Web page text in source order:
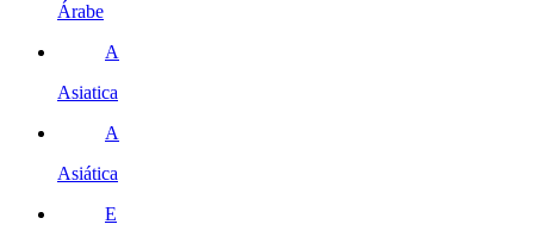
Árabe
A
Asiatica
A
Asiática
E